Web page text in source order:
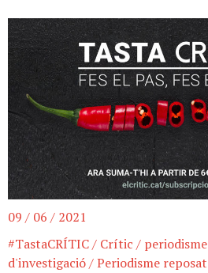
09 / 06 / 2021
#TastaCRÍTIC/ Crític / periodisme
d'investigació/Periodisme reposat